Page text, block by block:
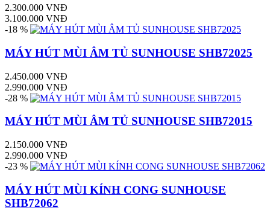
2.300.000 VNĐ
3.100.000 VNĐ
-18 %
MÁY HÚT MÙI ÂM TỦ SUNHOUSE SHB72025
2.450.000 VNĐ
2.990.000 VNĐ
-28 %
MÁY HÚT MÙI ÂM TỦ SUNHOUSE SHB72015
2.150.000 VNĐ
2.990.000 VNĐ
-23 %
MÁY HÚT MÙI KÍNH CONG SUNHOUSE
SHB72062